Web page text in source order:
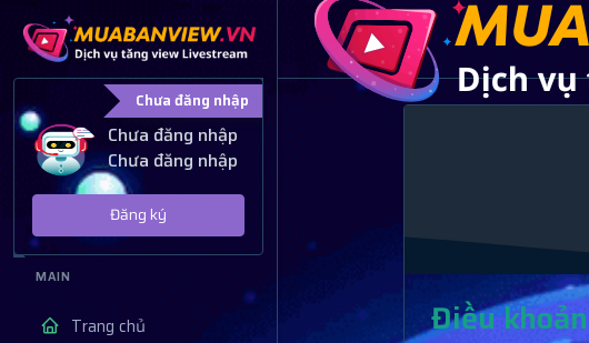
Chưa đăng nhập
Chưa đăng nhập
Chưa đăng nhập
Đăng ký
MAIN
Trang chủ Điều khoản